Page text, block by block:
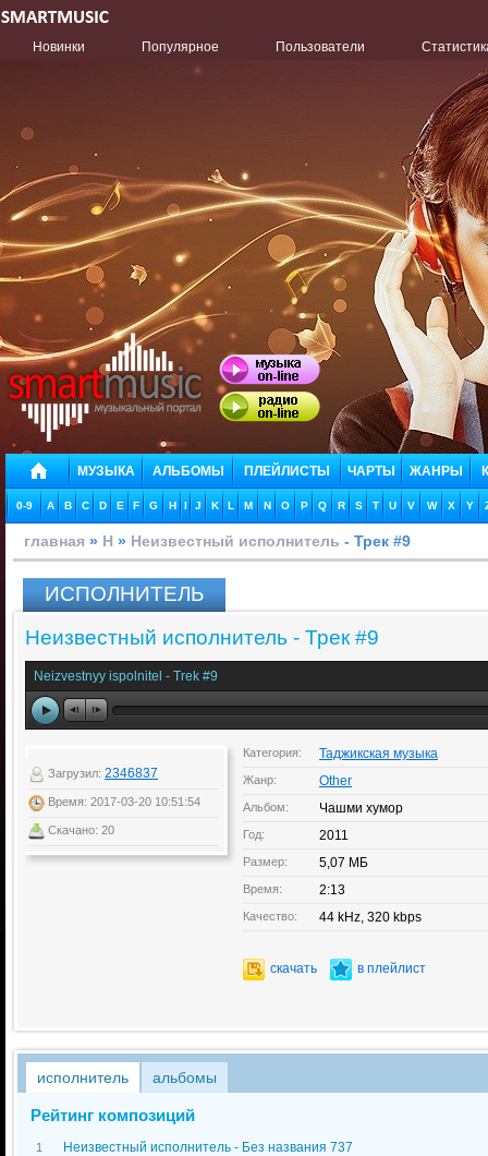
Новинки Популярное Пользователи
МУЗЫКА АЛЬБОМЫ ПЛЕЙЛИСТЫ ЧАРТЫ ЖАНРЫ
0-9 A B C D E F G H I J K L M N O P Q R S T U V W X Y
главная » Н » Неизвестный исполнитель - Трек #9
ИСПОЛНИТЕЛЬ
Неизвестный исполнитель - Трек #9
Neizvestnyy ispolnitel - Trek #9
Загрузил: 2346837
Время: 2017-03-20 10:51:54
Скачано: 20
Категория: Таджикская музыка
Жанр: Other
Альбом: Чашми хумор
Год: 2011
Размер: 5,07 МБ
Время: 2:13
Качество: 44 kHz, 320 kbps
скачать в плейлист
исполнитель альбомы
Рейтинг композиций
1 Неизвестный исполнитель - Без названия 737